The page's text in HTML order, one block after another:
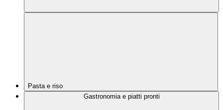
Pasta e riso
Gastronomia e piatti pronti